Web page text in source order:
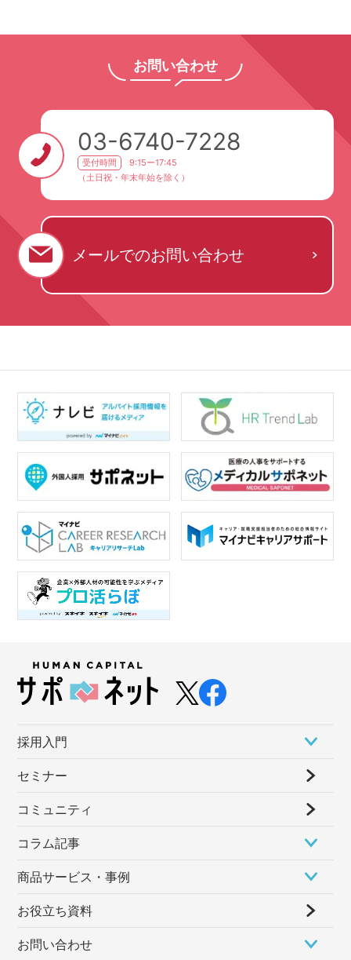
お問い合わせ
03-6740-7228
受付時間
9:15ー17:45
（土日祝・年末年始を除く）
メールでのお問い合わせ
採⽤⼊⾨
セミナー
コミュニティ
コラム記事
商品サービス・事例
お役立ち資料
お問い合わせ